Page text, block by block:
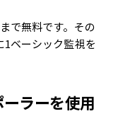
で無料です。その
ベーシック監視を
ラーを使用